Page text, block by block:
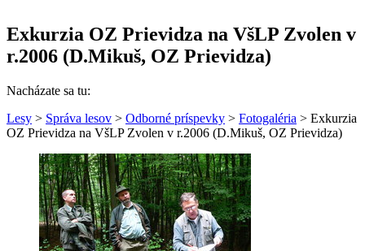
Exkurzia OZ Prievidza na VšLP Zvolen v
r.2006 (D.Mikuš, OZ Prievidza)
Nacházate sa tu:
Lesy > Správa lesov > Odborné príspevky > Fotogaléria > Exkurzia
OZ Prievidza na VšLP Zvolen v r.2006 (D.Mikuš, OZ Prievidza)